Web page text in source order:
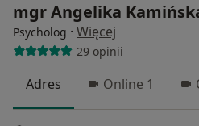
mgr Angelika
Psycholog · Więcej
29 opinii
Adres Online 1